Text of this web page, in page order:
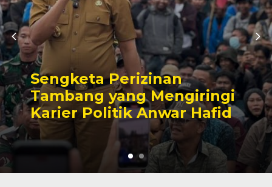
Kesaksian Buruh dan
Potret Buram Industri
Nikel di Morowali